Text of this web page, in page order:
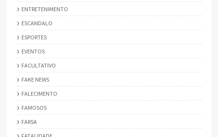
ENTRETENIMENTO
ESCANDALO
ESPORTES
EVENTOS
FACULTATIVO
FAKE NEWS
FALECIMENTO
FAMOSOS
FARSA